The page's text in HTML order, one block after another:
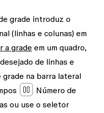
grade introduz o
(linhas e colunas) em
a gradeem um quadro,
de linhas e
na barra lateral
Número de
ou use o seletor